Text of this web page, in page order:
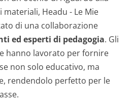
materiali, Headu - Le Mie
di una collaborazione
ed esperti di pedagogia. Gli
hanno lavorato per fornire
non solo educativo, ma
rendendolo perfetto per le